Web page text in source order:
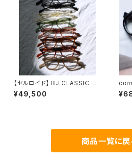
【セルロイド】 BJ CLASSIC C
OLLECTION JAZZ 44 46 4
8 51 ジャズ BJクラシック
¥49,500
ル
商品一覧に戻